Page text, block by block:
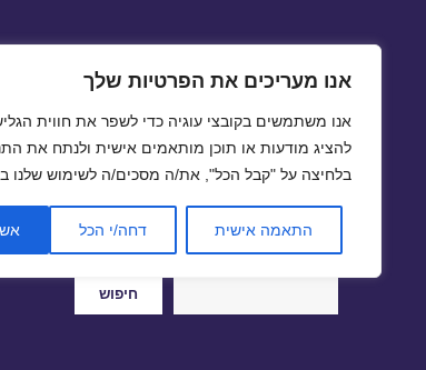
אנו מעריכים את הפרטיות שלך
אנו משתמשים בקובצי עוגיה כדי לשפר את חווית
להציג מודעות או תוכן מותאמים אישית ולנתח את
בלחיצה על "קבל הכל", את/ה מסכים/ה לשימוש שלנו
התאמה אישית דחה/י הכל
טיסה זולה | טיסות זולות
חיפוש
חיפוש